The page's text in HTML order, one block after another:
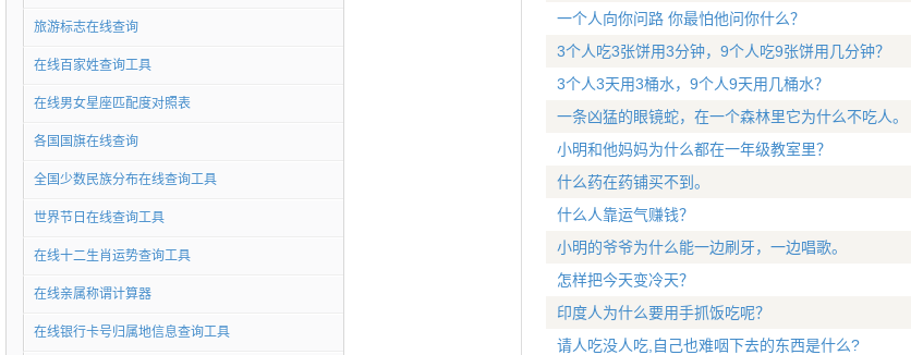
旅游标志在线查询
在线百家姓查询工具
在线男女星座匹配度对照表
各国国旗在线查询
全国少数民族分布在线查询工具
世界节日在线查询工具
在线十二生肖运势查询工具
在线亲属称谓计算器
在线银行卡号归属地信息查询工具
一个人向你问路 你最怕他问你什么？
3个人吃3张饼用3分钟，9个人吃9张饼用几分钟？
3个人3天用3桶水，9个人9天用几桶水？
一条凶猛的眼镜蛇，在一个森林里它为什么不吃人。
小明和他妈妈为什么都在一年级教室里？
什么药在药铺买不到。
什么人靠运气赚钱？
小明的爷爷为什么能一边刷牙，一边唱歌。
怎样把今天变冷天？
印度人为什么要用手抓饭吃呢？
请人吃没人吃,自己也难咽下去的东西是什么?